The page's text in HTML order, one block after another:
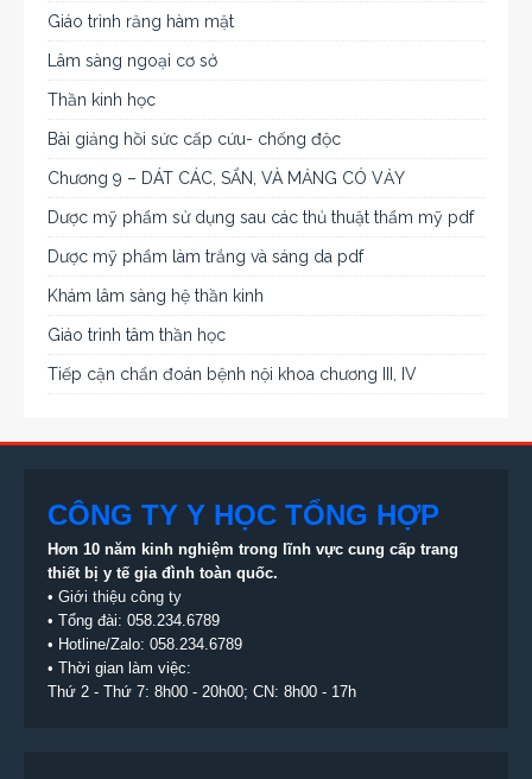
Giáo trình răng hàm mặt
Lâm sàng ngoại cơ sở
Thần kinh học
Bài giảng hồi sức cấp cứu- chống độc
Chương 9 – DÁT CÁC, SẨN, VÀ MẢNG CÓ VẢY
Dược mỹ phẩm sử dụng sau các thủ thuật thẩm mỹ pdf
Dược mỹ phẩm làm trắng và sáng da pdf
Khám lâm sàng hệ thần kinh
Giáo trình tâm thần học
Tiếp cận chẩn đoán bệnh nội khoa chương III, IV
CÔNG TY Y HỌC TỔNG HỢP
Hơn 10 năm kinh nghiệm trong lĩnh vực cung cấp trang
thiết bị y tế gia đình toàn quốc.
• Giới thiệu công ty
• Tổng đài: 058.234.6789
• Hotline/Zalo: 058.234.6789
• Thời gian làm việc:
Thứ 2 - Thứ 7: 8h00 - 20h00; CN: 8h00 - 17h